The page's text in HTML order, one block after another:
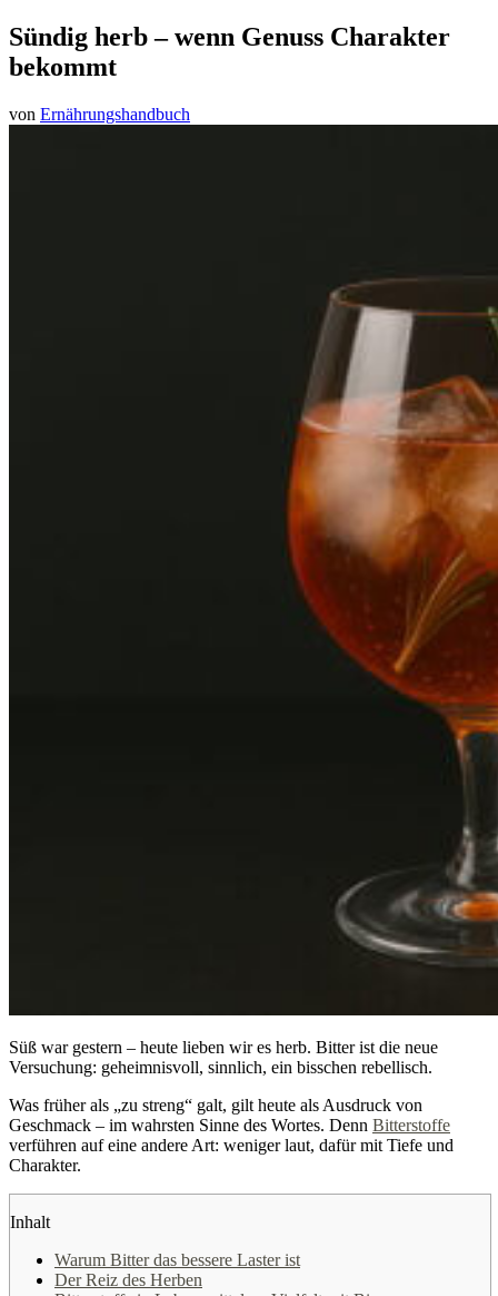
Sündig herb – wenn Genuss Charakter
bekommt
von Ernährungshandbuch
Süß war gestern – heute lieben wir es herb. Bitter ist die neue
Versuchung: geheimnisvoll, sinnlich, ein bisschen rebellisch.
Was früher als „zu streng“ galt, gilt heute als Ausdruck von
Geschmack – im wahrsten Sinne des Wortes. Denn Bitterstoffe
verführen auf eine andere Art: weniger laut, dafür mit Tiefe und
Charakter.
Inhalt
Warum Bitter das bessere Laster ist
Der Reiz des Herben